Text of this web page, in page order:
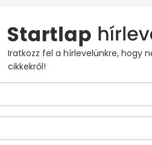
Iratkozz fel a hírlevelünkre, hogy
cikkekről!